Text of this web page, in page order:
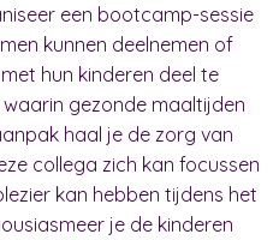
een bootcamp-sessie
kunnen deelnemen of
hun kinderen deel te
gezonde maaltijden
haal je de zorg van
collega zich kan focussen
kan hebben tijdens het
je de kinderen